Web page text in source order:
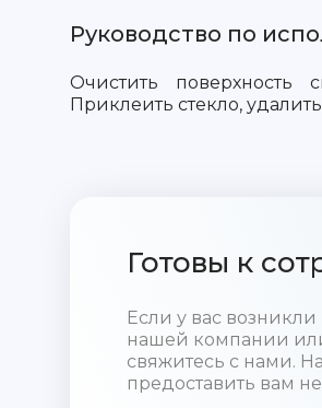
Руководство по
Очистить поверхность
Приклеить стекло,
Готовы к
Если у вас
нашей компании
свяжитесь с нами.
предоставить вам